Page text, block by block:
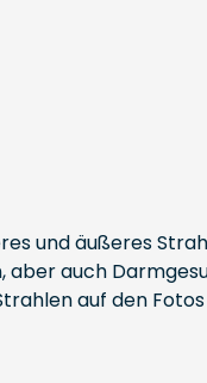
und äußeres
auch
auf den